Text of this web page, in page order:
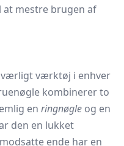
mestre brugen af
værktøj i enhver
kombinerer to
en ringnøgle og en
den en lukket
ende har en